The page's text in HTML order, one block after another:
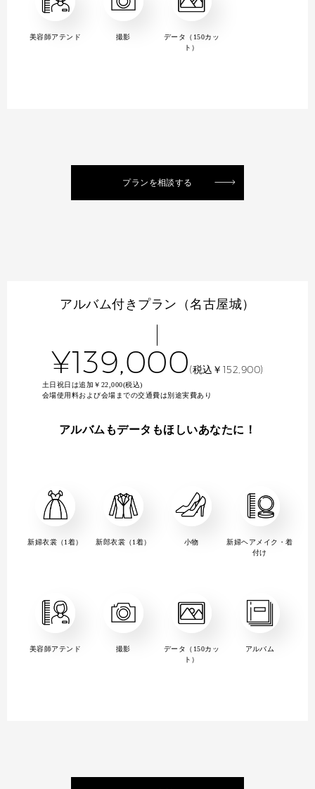
美容師アテンド 撮影
データ（150カッ
ト）
プランを相談する
アルバム付きプラン（名古屋城）
¥139,000(税込￥152,900)
土日祝日は追加￥22,000(税込)
会場使用料および会場までの交通費は別途実費あり
アルバムもデータもほしいあなたに！
新婦衣裳（1着） 新郎衣裳（1着） 小物
新婦ヘアメイク・着
付け
美容師アテンド 撮影
データ（150カッ
ト）
アルバム